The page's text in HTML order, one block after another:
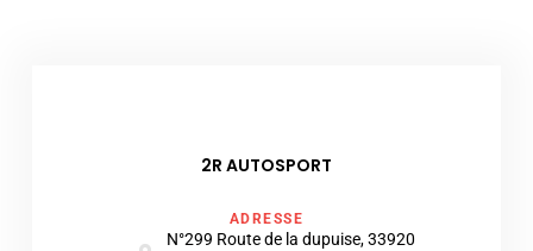
2R AUTOSPORT
ADRESSE
N°299 Route de la dupuise, 33920